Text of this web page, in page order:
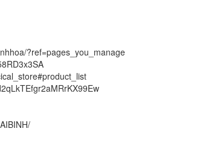
?ref=pages_you_manage